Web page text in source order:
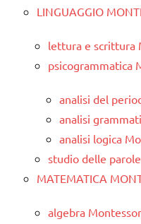
LINGUAGGIO
lettura e scrittura
psicogrammatica
analisi del
analisi
analisi logica
studio delle
MATEMATICA
algebra